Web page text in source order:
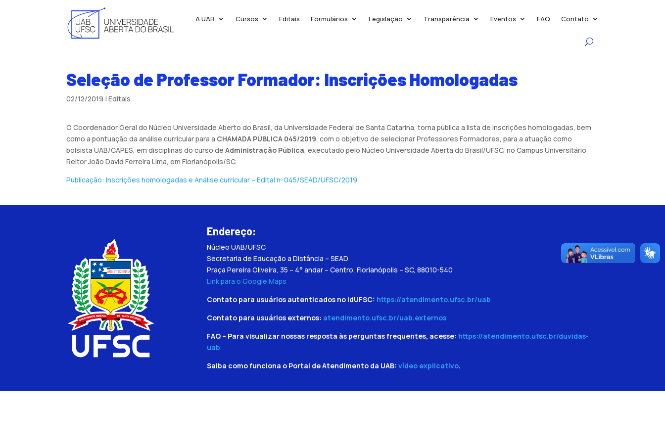
A UAB Cursos Editais Formulários Legislação Transparência Eventos FAQ Contato
Seleção de Professor Formador: Inscrições Homologadas
02/12/2019 |Editais
O Coordenador Geral do Núcleo Universidade Aberto do Brasil, da Universidade Federal de Santa Catarina, torna pública a lista de inscrições homologadas, bem
como a pontuação da análise curricular para a CHAMADA PÚBLICA 045/2019, com o objetivo de selecionar Professores Formadores, para a atuação como
bolsista UAB/CAPES, em disciplinas do curso deAdministração Pública, executado pelo Núcleo Universidade Aberta do Brasil/UFSC, no Campus Universitário
Reitor João David Ferreira Lima, em Florianópolis/SC.
Publicação: Inscrições homologadas e Análise curricular – Edital nº 045/SEAD/UFSC/2019
Endereço:
Núcleo UAB/UFSC
Secretaria de Educação a Distância – SEAD
Praça Pereira Oliveira, 35 – 4° andar – Centro, Florianópolis – SC, 88010-540
Link para o Google Maps
Contato para usuários autenticados no IdUFSC: https://atendimento.ufsc.br/uab
Contato para usuários externos: atendimento.ufsc.br/uab.externos
FAQ – Para visualizar nossas resposta às perguntas frequentes, acesse: https://atendimento.ufsc.br/duvidas-
uab
Saiba como funciona o Portal de Atendimento da UAB: vídeo explicativo.